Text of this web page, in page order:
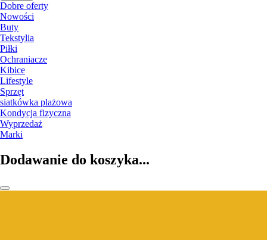
Dobre oferty
Nowości
Buty
Tekstylia
Piłki
Ochraniacze
Kibice
Lifestyle
Sprzęt
siatkówka plażowa
Kondycja fizyczna
Wyprzedaż
Marki
Dodawanie do koszyka...